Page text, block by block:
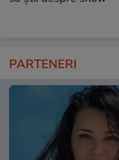
PARTENERI